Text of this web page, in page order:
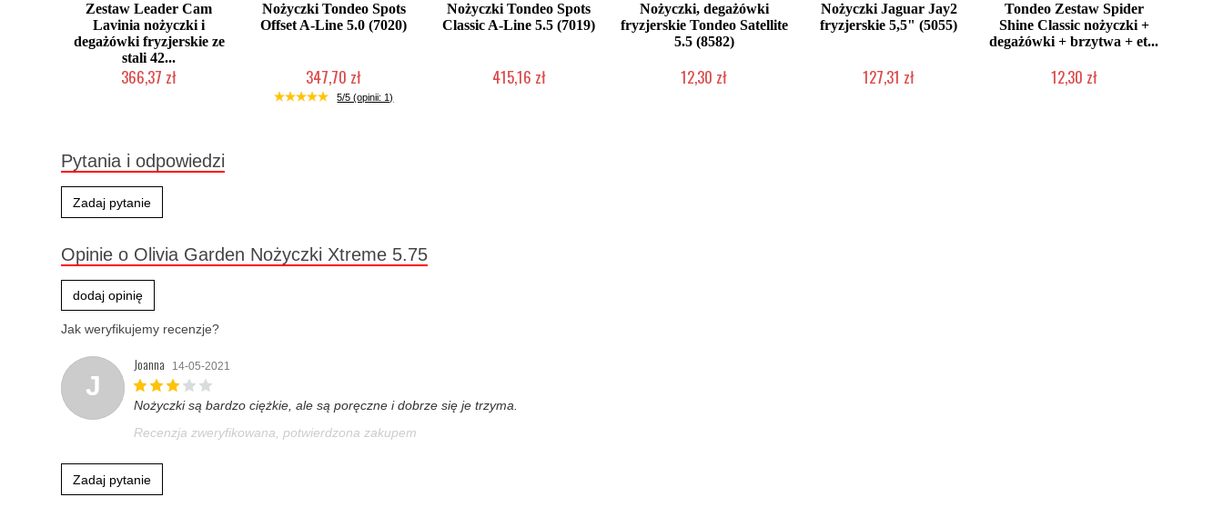
Zestaw Leader Cam
Lavinia nożyczki i
degażówki fryzjerskie ze
stali 42...
366,37 zł
Nożyczki Tondeo Spots
Offset A-Line 5.0 (7020)
347,70 zł
Produkt wycofany
5/5 (opinii: 1)
Nożyczki Tondeo Spots
Classic A-Line 5.5 (7019)
415,16 zł
Nożyczki, degażówki
fryzjerskie Tondeo Satellite
5.5 (8582)
12,30 zł
Nożyczki Jaguar Jay2
fryzjerskie 5,5" (5055)
127,31 zł
Tondeo Zestaw Spider
Shine Classic nożyczki +
degażówki + brzytwa + et...
12,30 zł
Pytania i odpowiedzi
Zadaj pytanie
Opinie o Olivia Garden Nożyczki Xtreme 5.75
dodaj opinię
Jak weryfikujemy recenzje?
J
Joanna 14-05-2021
Nożyczki są bardzo ciężkie, ale są poręczne i dobrze się je trzyma.
Recenzja zweryfikowana, potwierdzona zakupem
Zadaj pytanie